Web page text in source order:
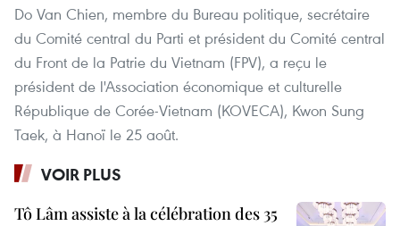
Do Van Chien, membre du Bureau politique, secrétaire
du Comité central du Parti et président du Comité central
du Front de la Patrie du Vietnam (FPV), a reçu le
président de l'Association économique et culturelle
République de Corée-Vietnam (KOVECA), Kwon Sung
Taek, à Hanoï le 25 août.
VOIR PLUS
Tô Lâm assiste à la célébration des 35